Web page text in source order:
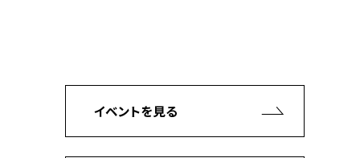
イベントを見る